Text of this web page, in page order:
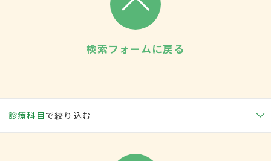
検索フォームに戻る
診療科目で絞り込む